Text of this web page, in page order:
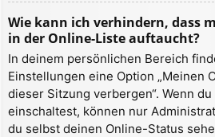
Wie kann ich verhindern, dass
in der Online-Liste auftaucht?
In deinem persönlichen Bereich
Einstellungen eine Option „Meinen
dieser Sitzung verbergen“. Wenn
einschaltest, können nur
du selbst deinen Online-Status